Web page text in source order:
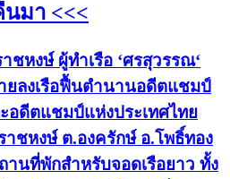
มา <<<
ชหงษ์ ผู้ทำเรือ ‘ศรสุวรรณ‘
ลงเรือฟื้นตำนานอดีตแชมป์
อดีตแชมป์แห่งประเทศไทย
ชหงษ์ ต.องครักษ์ อ.โพธิ์ทอง
านที่พักสำหรับจอดเรือยาว ทั้ง